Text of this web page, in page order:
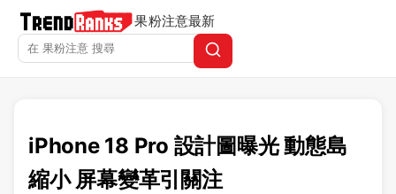
果粉注意最新
iPhone 18 Pro 設計圖曝光 動態島
縮小 屏幕變革引關注